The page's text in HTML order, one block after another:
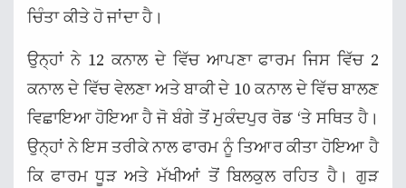
ਚਿੰਤਾ ਕੀਤੇ ਹੋ ਜਾਂਦਾ ਹੈ।
ਉਨ੍ਹਾਂ ਨੇ 12 ਕਨਾਲ ਦੇ ਵਿੱਚ ਆਪਣਾ ਫਾਰਮ ਜਿਸ ਵਿੱਚ 2
ਕਨਾਲ ਦੇ ਵਿੱਚ ਵੇਲਣਾ ਅਤੇ ਬਾਕੀ ਦੇ 10 ਕਨਾਲ ਦੇ ਵਿੱਚ ਬਾਲਣ
ਵਿਛਾਇਆ ਹੋਇਆ ਹੈ ਜੋ ਬੰਗੇ ਤੋਂ ਮੁਕੰਦਪੁਰ ਰੋਡ ‘ਤੇ ਸਥਿਤ ਹੈ।
ਉਨ੍ਹਾਂ ਨੇ ਇਸ ਤਰੀਕੇ ਨਾਲ ਫਾਰਮ ਨੂੰ ਤਿਆਰ ਕੀਤਾ ਹੋਇਆ ਹੈ
ਕਿ ਫਾਰਮ ਧੂੜ ਅਤੇ ਮੱਖੀਆਂ ਤੋਂ ਬਿਲਕੁਲ ਰਹਿਤ ਹੈ। ਗੁੜ